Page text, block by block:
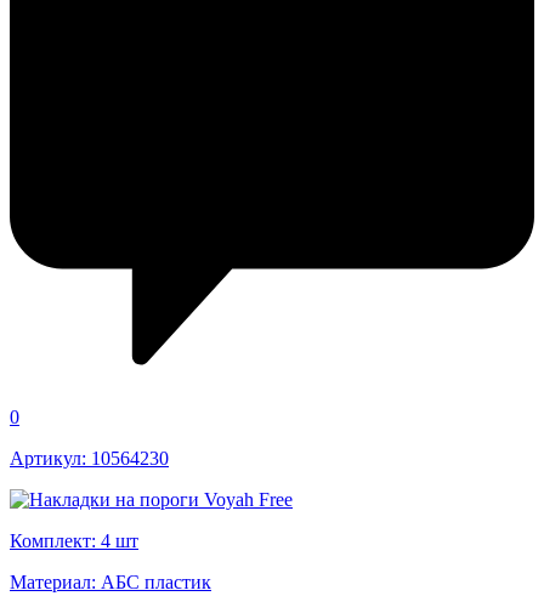
0
Артикул: 10564230
Комплект: 4 шт
Материал: АБС пластик